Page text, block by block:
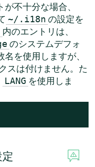
不十分な場合、
~/.i18n の設定を
内のエントリは、
のシステムデフォ
を使用しますが、
スは付けません。た
LANG を使用しま